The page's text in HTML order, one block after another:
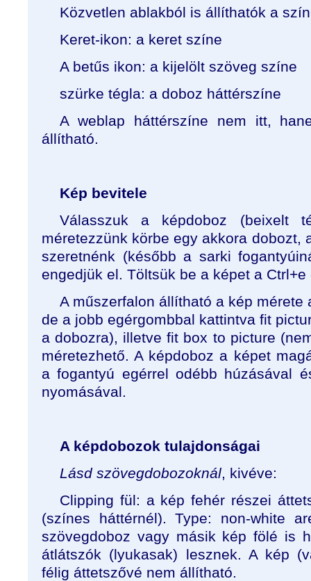
Közvetlen ablakból is állíthatók a
Keret-ikon: a keret színe
A betűs ikon: a kijelölt szöveg színe
szürke tégla: a doboz háttérszíne
A weblap háttérszíne nem itt,
állítható.
Kép bevitele
Válasszuk a képdoboz (beixelt
méretezzünk körbe egy akkora dobozt,
szeretnénk (később a sarki
engedjük el. Töltsük be a képet a
A műszerfalon állítható a kép mérete
de a jobb egérgombbal kattintva fit
a dobozra), illetve fit box to picture
méretezhető. A képdoboz a képet
a fogantyú egérrel odébb húzásával
nyomásával.
A képdobozok tulajdonságai
Lásd szövegdobozoknál, kivéve:
Clipping fül: a kép fehér részei
(színes háttérnél). Type: non-white
szövegdoboz vagy másik kép fölé is
átlátszók (lyukasak) lesznek. A kép
félig áttetszővé nem állítható.